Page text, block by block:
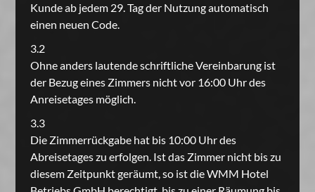
Kunde ab jedem 29. Tag der Nutzung automatisch
einen neuen Code.
3.2
Ohne anders lautende schriftliche Vereinbarung ist
der Bezug eines Zimmers nicht vor 16:00 Uhr des
Anreisetages möglich.
3.3
Die Zimmerrückgabe hat bis 10:00 Uhr des
Abreisetages zu erfolgen. Ist das Zimmer nicht bis zu
diesem Zeitpunkt geräumt, so ist die WMM Hotel